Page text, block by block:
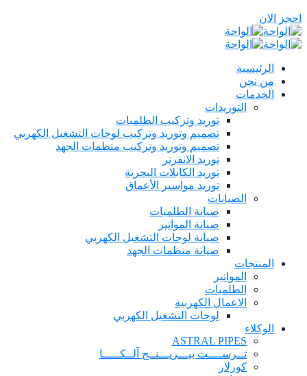
احجز الان
الرئيسية
من نحن
الخدمات
التوريدات
توريد وتركيب الطلمبات
تصميم وتوريد وتركيب لوحات التشغيل الكهربي
تصميم وتوريد وتركيب منظمات الجهد
توريد الانفرتر
توريد الكابلات البحرية
توريد مواسير الأعماق
الصيانات
صيانة الطلمبات
صيانة المواتير
صيانة لوحات التشغيل الكهربي
صيانة منظمات الجهد
المنتجات
المواتير
الطلمبات
الاعمال الكهربية
لوحات التشغيل الكهربي
الوكلاء
ASTRAL PIPES
ثــرســــت بيـــريـــنــج آلــكـــــا
كورلار